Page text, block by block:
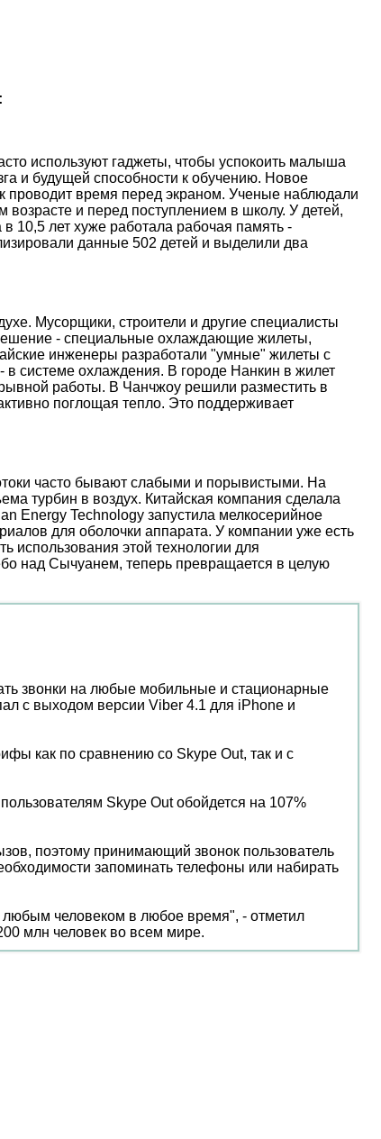
используют гаджеты, чтобы успокоить малыша
и будущей способности к обучению. Новое
проводит время перед экраном. Ученые наблюдали
и перед поступлением в школу. У детей,
10,5 лет хуже работала рабочая память -
данные 502 детей и выделили два
Мусорщики, строители и другие специалисты
- специальные охлаждающие жилеты,
инженеры разработали "умные" жилеты с
системе охлаждения. В городе Нанкин в жилет
работы. В Чанчжоу решили разместить в
поглощая тепло. Это поддерживает
часто бывают слабыми и порывистыми. На
турбин в воздух. Китайская компания сделала
Energy Technology запустила мелкосерийное
для оболочки аппарата. У компании уже есть
использования этой технологии для
над Сычуанем, теперь превращается в целую
звонки на любые мобильные и стационарные
с выходом версии Viber 4.1 для iPhone и
как по сравнению со Skype Out, так и с
Skype Out обойдется на 107%
поэтому принимающий звонок пользователь
запоминать телефоны или набирать
любым человеком в любое время", - отметил
млн человек во всем мире.